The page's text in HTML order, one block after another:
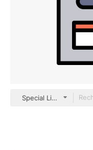
Special Lineal color